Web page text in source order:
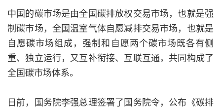
中国的碳市场是由全国碳排放权交易市场，也就是强
制碳市场，全国温室气体自愿减排交易市场，也就是
自愿碳市场组成，强制和自愿两个碳市场既各有侧
重、独立运行，又互补衔接、互联互通，共同构成了
全国碳市场体系。
日前，国务院李强总理签署了国务院令，公布《碳排